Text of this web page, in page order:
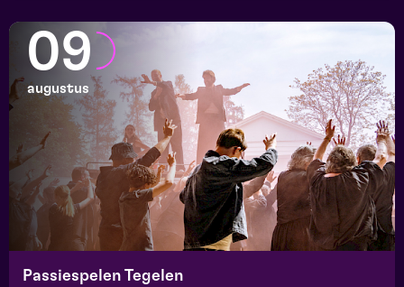
09
augustus
Passiespelen Tegelen